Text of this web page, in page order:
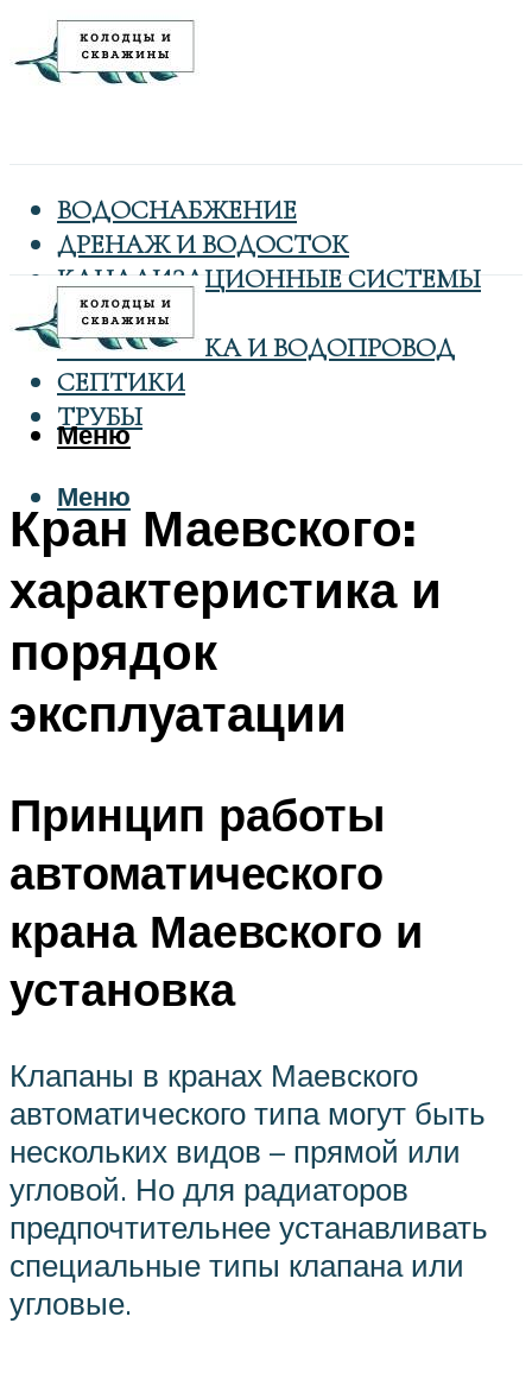
ВОДОСНАБЖЕНИЕ
ДРЕНАЖ И ВОДОСТОК
КАНАЛИЗАЦИОННЫЕ СИСТЕМЫ
КОЛОДЦЫ
САНТЕХНИКА И ВОДОПРОВОД
СЕПТИКИ
ТРУБЫ
Меню
Меню
Кран Маевского:
характеристика и
порядок
эксплуатации
Принцип работы
автоматического
крана Маевского и
установка
Клапаны в кранах Маевского
автоматического типа могут быть
нескольких видов – прямой или
угловой. Но для радиаторов
предпочтительнее устанавливать
специальные типы клапана или
угловые.